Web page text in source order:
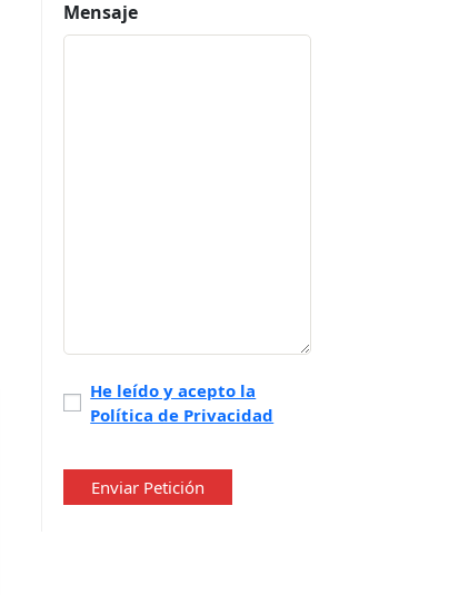
Mensaje
Política
de
He leído y acepto la
Política de Privacidad
Enviar Petición